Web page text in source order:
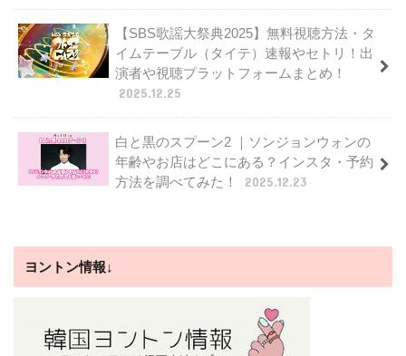
【SBS歌謡大祭典2025】無料視聴方法・タ
イムテーブル（タイテ）速報やセトリ！出
演者や視聴プラットフォームまとめ！
2025.12.25
白と黒のスプーン2 ｜ソンジョンウォンの
年齢やお店はどこにある？インスタ・予約
方法を調べてみた！
2025.12.23
ヨントン情報↓